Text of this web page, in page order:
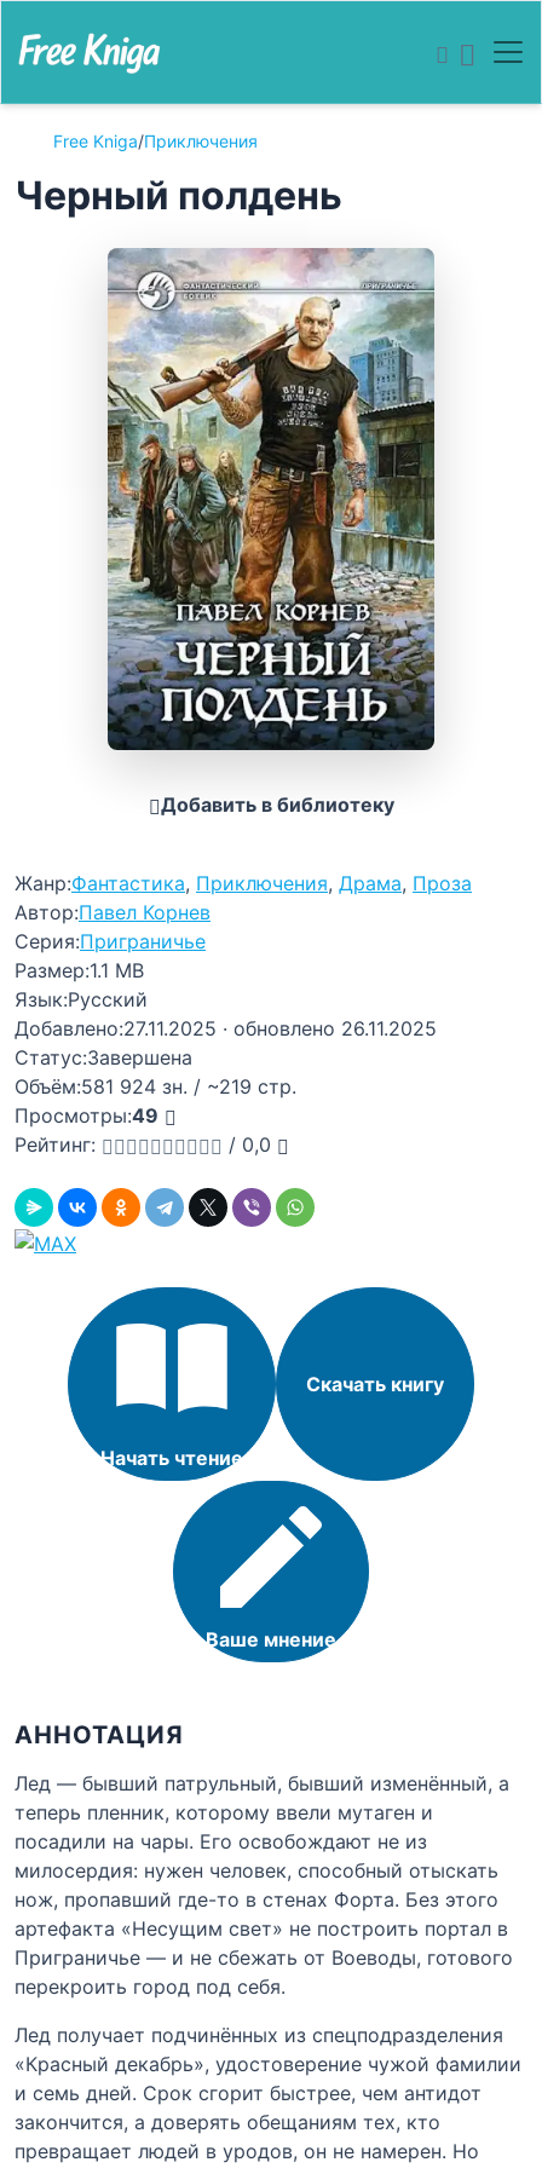
Free Kniga/Приключения
Черный полдень
Добавить в библиотеку
Жанр:Фантастика, Приключения, Драма, Проза
Автор:Павел Корнев
Серия:Приграничье
Размер:1.1 MB
Язык:Русский
Добавлено:27.11.2025 · обновлено 26.11.2025
Статус:Завершена
Объём:581 924 зн. / ~219 стр.
Просмотры:49
Рейтинг:
/ 0,0
Начать чтение
Скачать книгу
Ваше мнение
АННОТАЦИЯ
Лед — бывший патрульный, бывший изменённый, а
теперь пленник, которому ввели мутаген и
посадили на чары. Его освобождают не из
милосердия: нужен человек, способный отыскать
нож, пропавший где-то в стенах Форта. Без этого
артефакта «Несущим свет» не построить портал в
Приграничье — и не сбежать от Воеводы, готового
перекроить город под себя.
Лед получает подчинённых из спецподразделения
«Красный декабрь», удостоверение чужой фамилии
и семь дней. Срок сгорит быстрее, чем антидот
закончится, а доверять обещаниям тех, кто
превращает людей в уродов, он не намерен. Но